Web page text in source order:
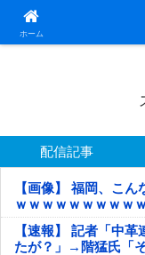
ホーム日本第一！ニ
配信記事
【画像】 福岡、こ
ｗｗｗｗｗｗｗｗｗ
ｗｗｗｗｗ
【速報】 記者「中
たが？」→階猛氏「